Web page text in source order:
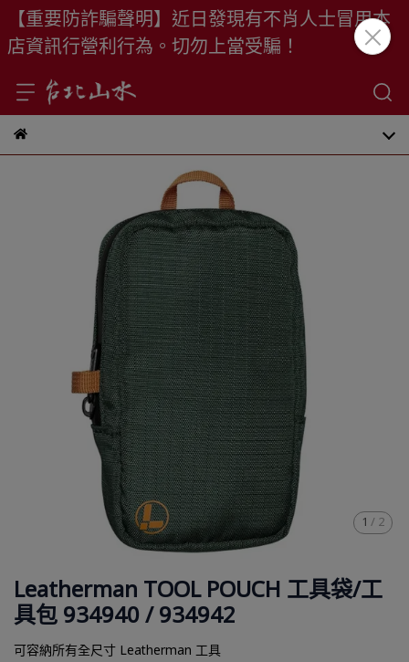
【重要防詐騙聲明】近日發現有不肖人士冒用本
店資訊行營利行為。切勿上當受騙！
1 / 2
Leatherman TOOL POUCH 工具袋/工
具包 934940 / 934942
可容納所有全尺寸 Leatherman 工具